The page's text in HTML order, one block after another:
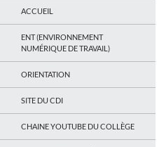
ACCUEIL
ENT (ENVIRONNEMENT
NUMÉRIQUE DE TRAVAIL)
ORIENTATION
SITE DU CDI
CHAINE YOUTUBE DU COLLÈGE